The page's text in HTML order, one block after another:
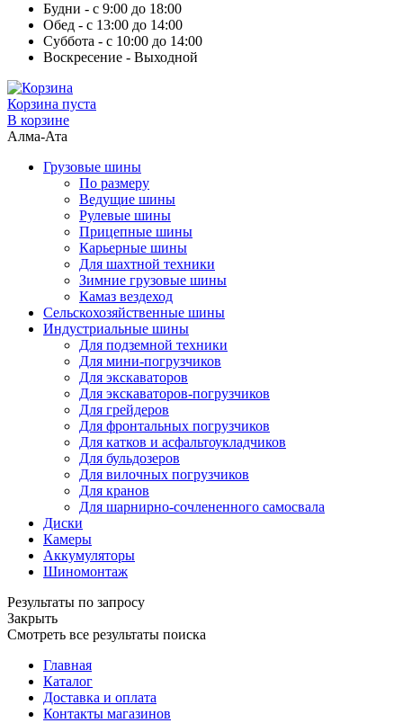
Будни - с 9:00 до 18:00
Обед - с 13:00 до 14:00
Суббота - с 10:00 до 14:00
Воскресение - Выходной
Корзина пуста
В корзине
Алма-Ата
Грузовые шины
По размеру
Ведущие шины
Рулевые шины
Прицепные шины
Карьерные шины
Для шахтной техники
Зимние грузовые шины
Камаз вездеход
Сельскохозяйственные шины
Индустриальные шины
Для подземной техники
Для мини-погрузчиков
Для экскаваторов
Для экскаваторов-погрузчиков
Для грейдеров
Для фронтальных погрузчиков
Для катков и асфальтоукладчиков
Для бульдозеров
Для вилочных погрузчиков
Для кранов
Для шарнирно-сочлененного самосвала
Диски
Камеры
Аккумуляторы
Шиномонтаж
Результаты по запросу
Закрыть
Смотреть все результаты поиска
Главная
Каталог
Доставка и оплата
Контакты магазинов